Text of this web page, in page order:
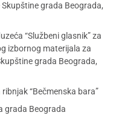
grada Beograda,
“Službeni glasnik” za
izbornog materijala za
grada Beograda,
“Bečmenska bara”
grada Beograda